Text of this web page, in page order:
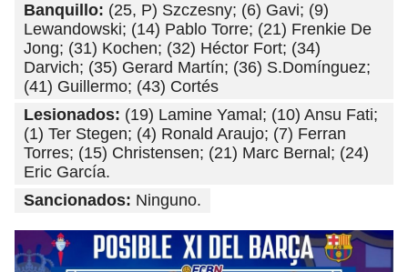
Banquillo: (25, P) Szczesny; (6) Gavi; (9)
Lewandowski; (14) Pablo Torre; (21) Frenkie De
Jong; (31) Kochen; (32) Héctor Fort; (34)
Darvich; (35) Gerard Martín; (36) S.Domínguez;
(41) Guillermo; (43) Cortés
Lesionados: (19) Lamine Yamal; (10) Ansu Fati;
(1) Ter Stegen; (4) Ronald Araujo; (7) Ferran
Torres; (15) Christensen; (21) Marc Bernal; (24)
Eric García.
Sancionados: Ninguno.